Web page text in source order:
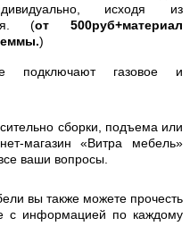
исходя из
(от 500руб+материал
)
подключают газовое и
сборки, подъема или
магазин «Витра мебель»
ваши вопросы.
вы также можете прочесть
с информацией по каждому